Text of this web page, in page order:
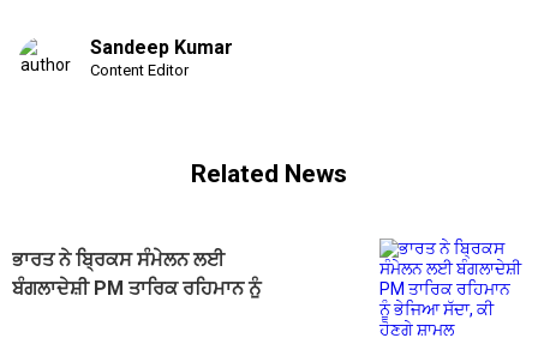
Sandeep Kumar
Content Editor
Related News
ਭਾਰਤ ਨੇ ਬ੍ਰਿਕਸ ਸੰਮੇਲਨ ਲਈ
ਬੰਗਲਾਦੇਸ਼ੀ PM ਤਾਰਿਕ ਰਹਿਮਾਨ ਨੂੰ